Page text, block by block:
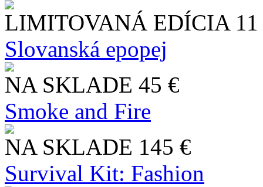
LIMITOVANÁ EDÍCIA
Slo​vanská epopej
NA SKLADE 45 €
Smoke and Fire
NA SKLADE 145 €
Survival Kit: Fashion